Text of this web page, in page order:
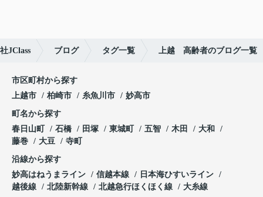
JClass ブログ タグ一覧 上越 高齢者のブログ一覧
市区町村から探す
上越市
柏崎市 糸魚川市 妙高市
町名から探す
春日山町
石橋 田塚 東城町 五智 木田
大和
藤巻
大豆 寺町
沿線から探す
妙高はねうまライン
信越本線
日本海ひすいライン
越後線
北陸新幹線 北越急行ほくほく線 大糸線